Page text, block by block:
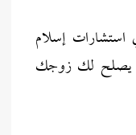
استشارات إسلام
يصلح لك زوجك